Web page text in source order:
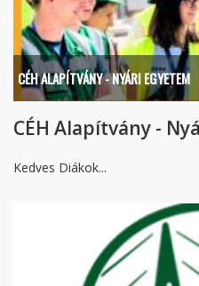
CÉH ALAPÍTVÁNY - NYÁRI EGYETEM
CÉH Alapítvány -
Kedves Diákok...